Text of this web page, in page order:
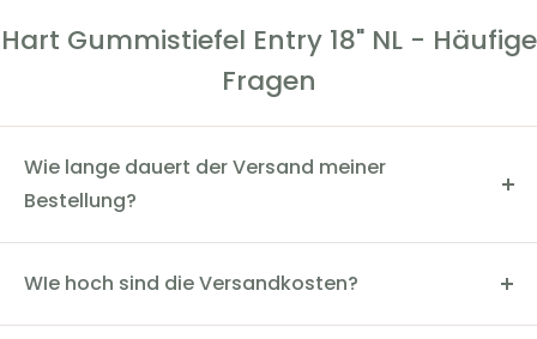
Hart Gummistiefel Entry 18" NL - Häufige
Fragen
Wie lange dauert der Versand meiner
Bestellung?
Der Versand dauert in der Regel 2-4 Werktage. Du
kannst den Status deiner Bestellung über die
WIe hoch sind die Versandkosten?
Die Versandkosten innerhalb Deutschlands betragen